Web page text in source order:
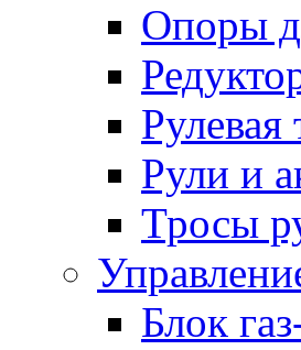
Опоры
Рулевая
Рули и
Тросы
Блок